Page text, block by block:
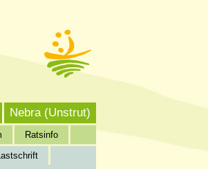
Ratsinfo
Nebra (Unstrut)